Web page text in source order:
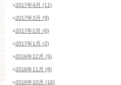
>2017年4月 (11)
>2017年3月 (9)
>2017年2月 (6)
>2017年1月 (2)
>2016年12月 (5)
>2016年11月 (8)
>2016年10月 (16)